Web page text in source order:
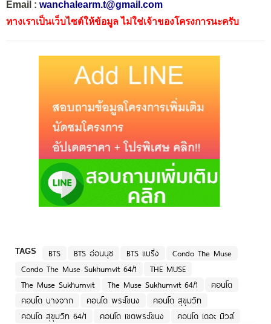
Email : wanchalearm.t@gmail.com
ทางเราเป็นเว็บไซต์ให้ข้อมูล ไม่ใช่เจ้าของโครงการนะครับ
TAGS BTS BTS อ่อนนุช BTS แบริ่ง
Condo The Muse
Condo The Muse Sukhumvit 64/1
THE MUSE
The Muse Sukhumvit
The Muse Sukhumvit 64/1
คอนโด
คอนโด บางจาก
คอนโด พระโขนง
คอนโด สุขุมวิท
คอนโด สุขุมวิท 64/1
คอนโด เขตพระโขนง
คอนโด เดอะ มิวส์